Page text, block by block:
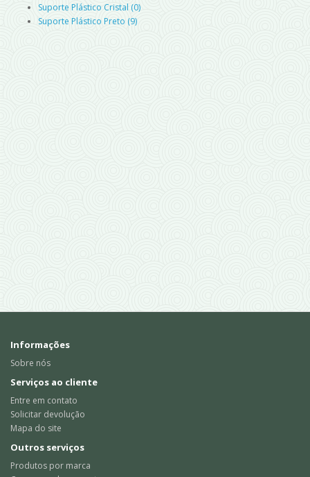
Suporte Plástico Cristal (0)
Suporte Plástico Preto (9)
Informações
Sobre nós
Serviços ao cliente
Entre em contato
Solicitar devolução
Mapa do site
Outros serviços
Produtos por marca